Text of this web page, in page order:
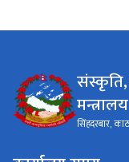
संस्कृति,
मन्त्रालय
सिंहदरबार,